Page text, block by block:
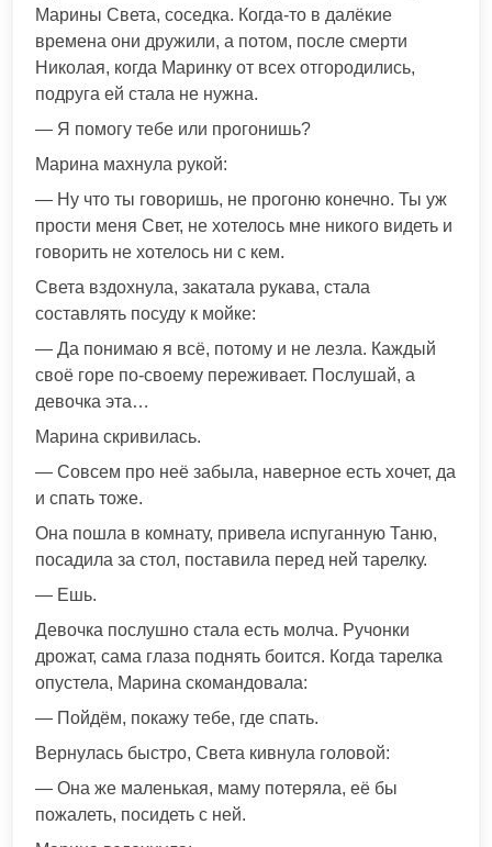
Марины Света, соседка. Когда-то в далёкие
времена они дружили, а потом, после смерти
Николая, когда Маринку от всех отгородились,
подруга ей стала не нужна.
— Я помогу тебе или прогонишь?
Марина махнула рукой:
— Ну что ты говоришь, не прогоню конечно. Ты уж
прости меня Свет, не хотелось мне никого видеть и
говорить не хотелось ни с кем.
Света вздохнула, закатала рукава, стала
составлять посуду к мойке:
— Да понимаю я всё, потому и не лезла. Каждый
своё горе по-своему переживает. Послушай, а
девочка эта…
Марина скривилась.
— Совсем про неё забыла, наверное есть хочет, да
и спать тоже.
Она пошла в комнату, привела испуганную Таню,
посадила за стол, поставила перед ней тарелку.
— Ешь.
Девочка послушно стала есть молча. Ручонки
дрожат, сама глаза поднять боится. Когда тарелка
опустела, Марина скомандовала:
— Пойдём, покажу тебе, где спать.
Вернулась быстро, Света кивнула головой:
— Она же маленькая, маму потеряла, её бы
пожалеть, посидеть с ней.